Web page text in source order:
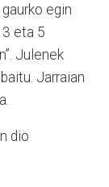
egin
3 eta 5
Julenek
Jarraian
dio